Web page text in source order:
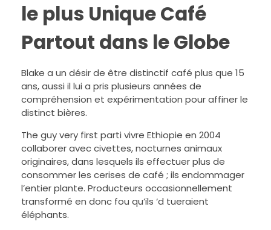
le plus Unique Café
Partout dans le Globe
Blake a un désir de être distinctif café plus que 15
ans, aussi il lui a pris plusieurs années de
compréhension et expérimentation pour affiner le
distinct bières.
The guy very first parti vivre Ethiopie en 2004
collaborer avec civettes, nocturnes animaux
originaires, dans lesquels ils effectuer plus de
consommer les cerises de café ; ils endommager
l’entier plante. Producteurs occasionnellement
transformé en donc fou qu’ils ‘d tueraient
éléphants.